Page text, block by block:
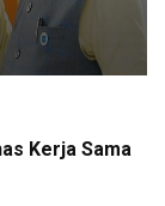
Kerja Sama